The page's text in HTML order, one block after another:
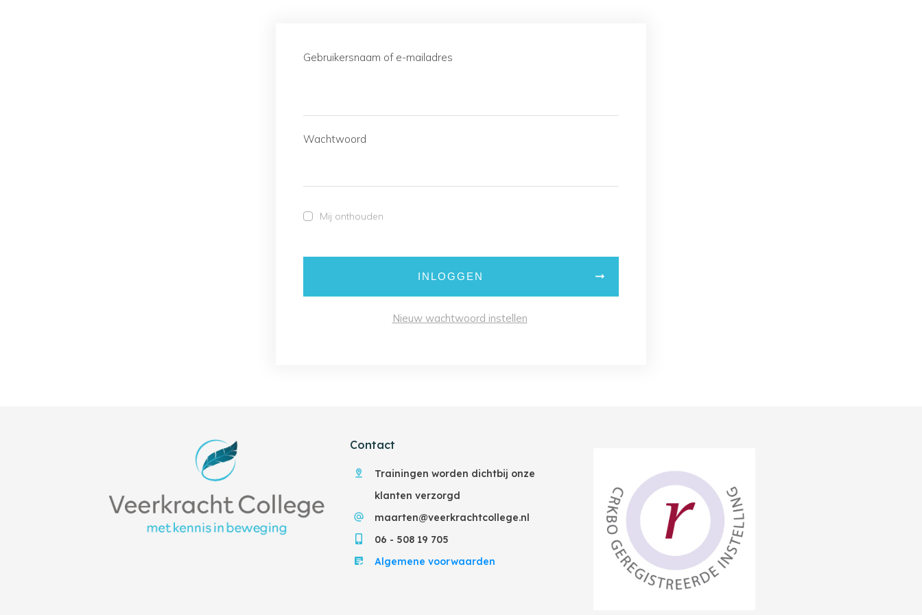
Gebruikersnaam of e-mailadres
Wachtwoord
Mij onthouden
INLOGGEN
Nieuw wachtwoord instellen
Contact
Trainingen worden dichtbij onze
klanten verzorgd
maarten@veerkrachtcollege.nl
06 - 508 19 705
Algemene voorwaarden